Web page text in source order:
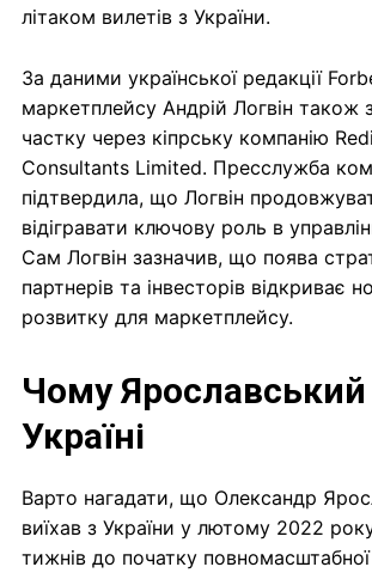
літаком вилетів з України.
За даними української редакції
маркетплейсу Андрій Логвін також
частку через кіпрську компанію
Consultants Limited. Пресслужба
підтвердила, що Логвін
відігравати ключову роль в
Сам Логвін зазначив, що поява
партнерів та інвесторів відкриває
розвитку для маркетплейсу.
Чому Ярославський
Україні
Варто нагадати, що Олександр
виїхав з України у лютому 2022
тижнів до початку повномасштабної